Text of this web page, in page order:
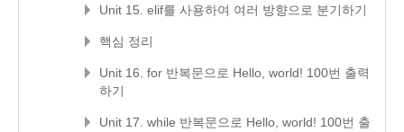
Unit 15. elif를 사용하여 여러 방향으로 분기하기
핵심 정리
Unit 16. for 반복문으로 Hello, world! 100번 출력
하기
Unit 17. while 반복문으로 Hello, world! 100번 출